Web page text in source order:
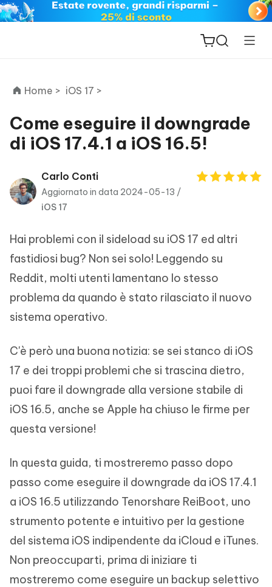
ReiBoot
PDNob
PDF
iAnyGo
Home > iOS 17 >
Come eseguire il downgrade
di iOS 17.4.1 a iOS 16.5!
Carlo Conti
Aggiornato in data 2024-05-13 /
iOS 17
Hai problemi con il sideload su iOS 17 ed altri
fastidiosi bug? Non sei solo! Leggendo su
Reddit, molti utenti lamentano lo stesso
problema da quando è stato rilasciato il nuovo
sistema operativo.
C'è però una buona notizia: se sei stanco di iOS
17 e dei troppi problemi che si trascina dietro,
puoi fare il downgrade alla versione stabile di
iOS 16.5, anche se Apple ha chiuso le firme per
questa versione!
In questa guida, ti mostreremo passo dopo
passo come eseguire il downgrade da iOS 17.4.1
a iOS 16.5 utilizzando Tenorshare ReiBoot, uno
strumento potente e intuitivo per la gestione
del sistema iOS indipendente da iCloud e iTunes.
Non preoccuparti, prima di iniziare ti
mostreremo come eseguire un backup selettivo